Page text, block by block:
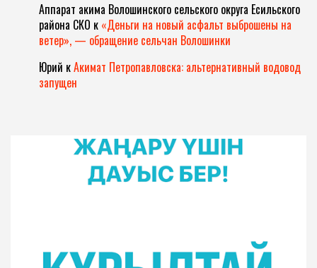
Аппарат акима Волошинского сельского округа Есильского
района СКО к «Деньги на новый асфальт выброшены на
ветер», — обращение сельчан Волошинки
Юрий кАкимат Петропавловска: альтернативный водовод
запущен